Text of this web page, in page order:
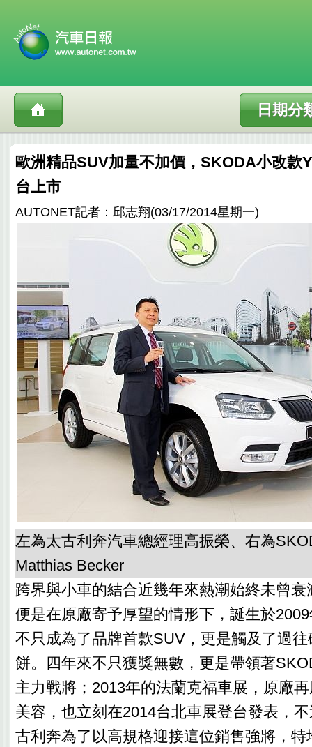
日期分
歐洲精品SUV加量不加價，SKODA小改款
台上市
AUTONET記者：邱志翔(03/17/2014星期一)
左為太古利奔汽車總經理高振榮、右為
Matthias Becker
跨界與小車的結合近幾年來熱潮始終未曾衰
便是在原廠寄予厚望的情形下，誕生於
不只成為了品牌首款SUV，更是觸及了過
餅。四年來不只獲獎無數，更是帶領著
主力戰將；2013年的法蘭克福車展，原廠
美容，也立刻在2014台北車展登台發表，
古利奔為了以高規格迎接這位銷售強將，特